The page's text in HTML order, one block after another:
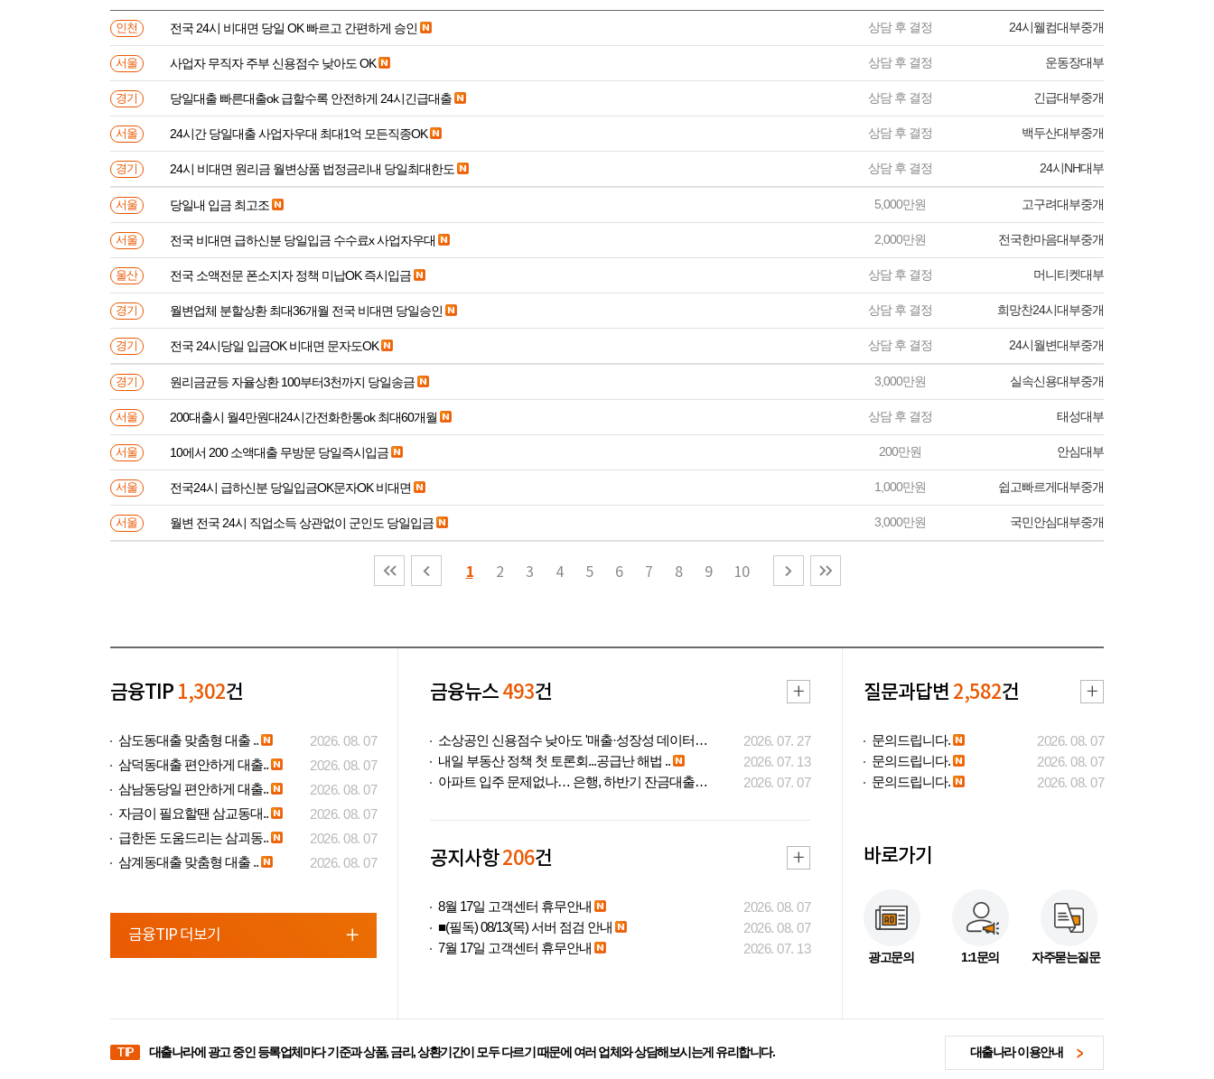
인천 전국 24시 비대면 당일 OK 빠르고 간편하게 승인 상담 후 결정 24시웰컴대부중개
서울 사업자 무직자 주부 신용점수 낮아도 OK 상담 후 결정 운동장대부
경기 당일대출 빠른대출ok 급할수록 안전하게 24시긴급대출 상담 후 결정 긴급대부중개
서울 24시간 당일대출 사업자우대 최대1억 모든직종OK 상담 후 결정 백두산대부중개
경기 24시 비대면 원리금 월변상품 법정금리내 당일최대한도 상담 후 결정 24시NH대부
서울 당일내 입금 최고조 5,000만원 고구려대부중개
서울 전국 비대면 급하신분 당일입금 수수료x 사업자우대 2,000만원 전국한마음대부중개
울산 전국 소액전문 폰소지자 정책 미납OK 즉시입금 상담 후 결정 머니티켓대부
경기 월변업체 분할상환 최대36개월 전국 비대면 당일승인 상담 후 결정 희망찬24시대부중개
경기 전국 24시당일 입금OK 비대면 문자도OK 상담 후 결정 24시월변대부중개
경기 원리금균등 자율상환 100부터3천까지 당일송금 3,000만원 실속신용대부중개
서울 200대출시 월4만원대24시간전화한통ok 최대60개월 상담 후 결정 태성대부
서울 10에서 200 소액대출 무방문 당일즉시입금 200만원 안심대부
서울 전국24시 급하신분 당일입금OK문자OK 비대면 1,000만원 쉽고빠르게대부중개
서울 월변 전국 24시 직업소득 상관없이 군인도 당일입금 3,000만원 국민안심대부중개
1 2 3 4 5 6 7 8 9 10
금융TIP 1,302건
삼도동대출 맞춤형 대출 ..
2026. 08. 07
삼덕동대출 편안하게 대출..
2026. 08. 07
삼남동당일 편안하게 대출..
2026. 08. 07
자금이 필요할땐 삼교동대..
2026. 08. 07
급한돈 도움드리는 삼괴동..
2026. 08. 07
삼계동대출 맞춤형 대출 ..
2026. 08. 07
금융TIP 더보기
금융뉴스493건
소상공인 신용점수 낮아도 '매출·성장성 데이터..
2026. 07. 27
내일 부동산 정책 첫 토론회...공급난 해법 ..
2026. 07. 13
아파트 입주 문제없나… 은행, 하반기 잔금대출..
2026. 07. 07
공지사항206건
8월 17일 고객센터 휴무안내
2026. 08. 07
■(필독) 08/13(목) 서버 점검 안내
2026. 08. 07
7월 17일 고객센터 휴무안내
2026. 07. 13
질문과답변 2,582건
문의드립니다.
2026. 08. 07
문의드립니다.
2026. 08. 07
문의드립니다.
2026. 08. 07
바로가기
광고문의 1:1문의 자주묻는질문
TIP 대출나라에 광고 중인 등록업체마다 기준과 상품, 금리, 상환기간이 모두 다르기 때문에 여러 업체와 상담해보시는게 유리합니다. 대출나라 이용안내